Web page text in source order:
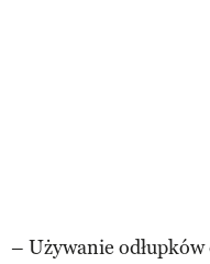
– Używanie